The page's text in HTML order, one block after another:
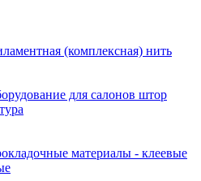
(комплексная) нить
для салонов штор
материалы - клеевые